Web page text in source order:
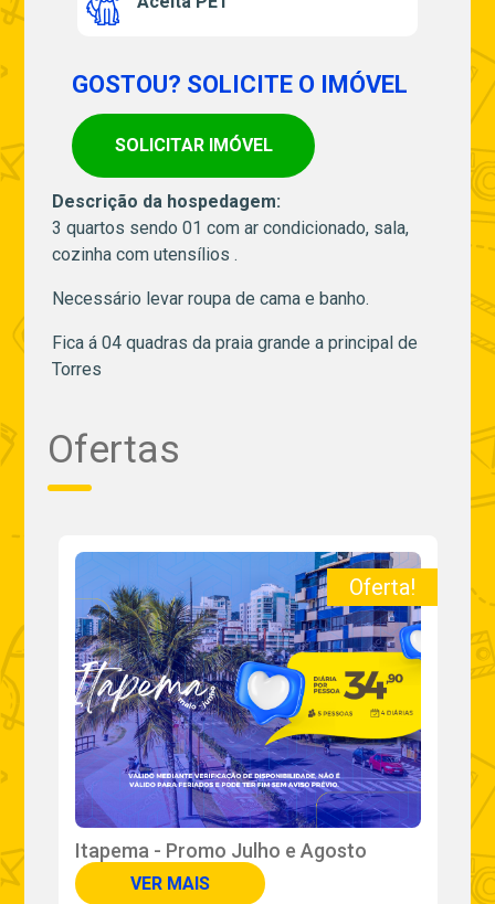
GOSTOU? SOLICITE O IMÓVEL
SOLICITAR IMÓVEL
Descrição da hospedagem:
3 quartos sendo 01 com ar condicionado, sala,
cozinha com utensílios .
Necessário levar roupa de cama e banho.
Fica á 04 quadras da praia grande a principal de
Torres
Ofertas
Oferta!
Itapema - Promo Julho e Agosto
VER MAIS